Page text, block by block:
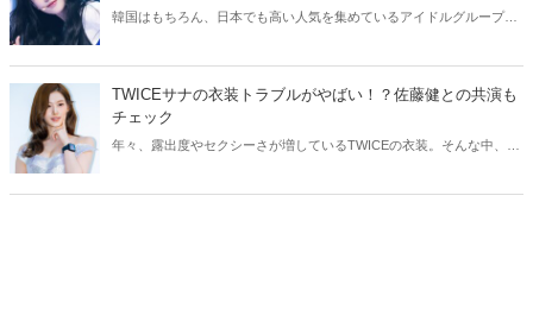
韓国はもちろん、日本でも高い人気を集めているアイドルグループ・
TWICEサナの衣装トラブルがやばい！？佐藤健との共演も
チェック
年々、露出度やセクシーさが増しているTWICEの衣装。そんな中、